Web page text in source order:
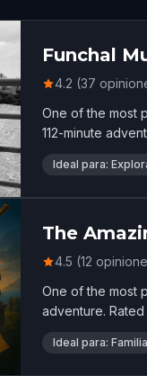
Funchal
4.2 (37
One of the most
112-minute
Ideal para:
The
4.5 (12
One of the most
adventure. Rated
Ideal para: